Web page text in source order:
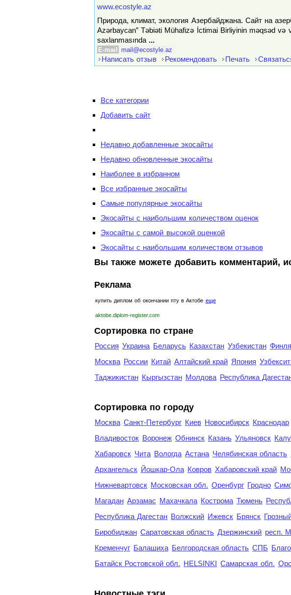
www.ecostyle.az
Природа, климат, экология Азербайджана. Сайт на
Azərbaycan” Təbiəti Mühafizə İctimai Birliyinin məqsəd və
saxlanmasında ...
E-mail mail@ecostyle.az
Написать отзыв Рекомендовать Печать
Все категории
Добавить сайт
Недавно добавленные экосайты
Недавно обновленные экосайты
Наиболее в избранном
Все избранные экосайты
Самые популярные экосайты
Экосайты с наибольшим количеством оценок
Экосайты с самой высокой оценкой
Экосайты с наибольшим количеством отзывов
Вы также можете добавить комментарий,
Реклама
купить диплом об окончании пту в Актобе еще
aktobe.diplom-register.com
Сортировка по стране
Россия Украина Беларусь Казахстан Узбекистан
Москва России Китай Алтайский край Япония
Таджикистан Кыргызстан Молдова Республика
Cортировка по городу
Москва Санкт-Петербург Киев Новосибирск Краснодар
Владивосток Воронеж Обнинск Казань Ульяновск
Хабаровск Чита Вологда Астана Челябинская область
Архангельск Йошкар-Ола Ковров Хабаровский край
Нижневартовск Московская обл. Оренбург Гродно
Магадан Арзамас Махачкала Кострома Тюмень
Республика Дагестан Волжский Ижевск Брянск
Биробиджан Саратовская область Дзержинский респ.
Кременчуг Балашиха Белгородская область СПБ
Батайск Ростовской обл. HELSINKI Самарская обл.